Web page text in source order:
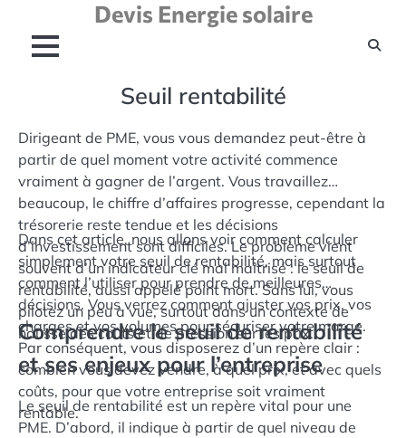
content
Devis Energie solaire
Seuil rentabilité
Dirigeant de PME, vous vous demandez peut-être à
partir de quel moment votre activité commence
vraiment à gagner de l’argent. Vous travaillez
beaucoup, le chiffre d’affaires progresse, cependant la
trésorerie reste tendue et les décisions
d’investissement sont difficiles. Le problème vient
souvent d’un indicateur clé mal maîtrisé : le seuil de
rentabilité, aussi appelé point mort. Sans lui, vous
pilotez un peu à vue, surtout dans un contexte de
hausse des coûts et de pression sur les prix.
Dans cet article, nous allons voir comment calculer
simplement votre seuil de rentabilité, mais surtout
comment l’utiliser pour prendre de meilleures
décisions. Vous verrez comment ajuster vos prix, vos
charges et vos volumes pour sécuriser votre marge.
Par conséquent, vous disposerez d’un repère clair :
combien vous devez vendre, à quel prix, et avec quels
coûts, pour que votre entreprise soit vraiment
rentable.
Comprendre le seuil de rentabilité
et ses enjeux pour l’entreprise
Le seuil de rentabilité est un repère vital pour une
PME. D’abord, il indique à partir de quel niveau de